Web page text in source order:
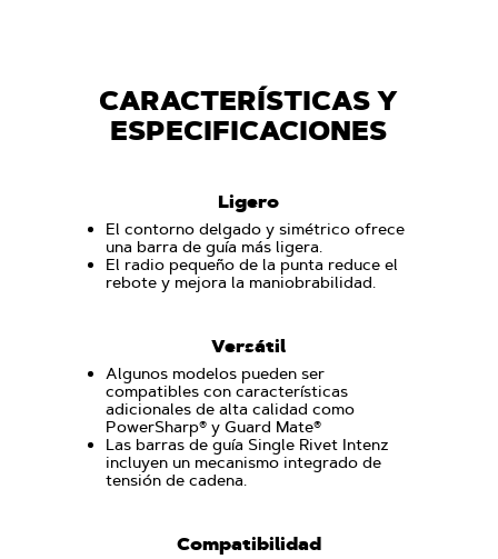
CARACTERÍSTICAS Y
ESPECIFICACIONES
Ligero
El contorno delgado y simétrico ofrece
una barra de guía más ligera.
El radio pequeño de la punta reduce el
rebote y mejora la maniobrabilidad.
Versátil
Algunos modelos pueden ser
compatibles con características
adicionales de alta calidad como
PowerSharp® y Guard Mate®
Las barras de guía Single Rivet Intenz
incluyen un mecanismo integrado de
tensión de cadena.
Compatibilidad